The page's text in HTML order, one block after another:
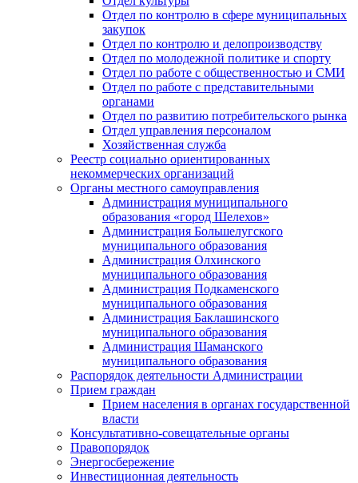
Отдел по контролю в сфере муниципальных
закупок
Отдел по контролю и делопроизводству
Отдел по молодежной политике и спорту
Отдел по работе с общественностью и СМИ
Отдел по работе с представительными
органами
Отдел по развитию потребительского рынка
Отдел управления персоналом
Хозяйственная служба
Реестр социально ориентированных
некоммерческих организаций
Органы местного самоуправления
Администрация муниципального
образования «город Шелехов»
Администрация Большелугского
муниципального образования
Администрация Олхинского
муниципального образования
Администрация Подкаменского
муниципального образования
Администрация Баклашинского
муниципального образования
Администрация Шаманского
муниципального образования
Распорядок деятельности Администрации
Прием граждан
Прием населения в органах государственной
власти
Консультативно-совещательные органы
Правопорядок
Энергосбережение
Инвестиционная деятельность